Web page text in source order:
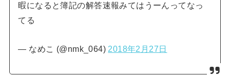
暇になると簿記の解答速報みてはうーんってなっ
てる
— なめこ (@nmk_064) 2018年2月27日